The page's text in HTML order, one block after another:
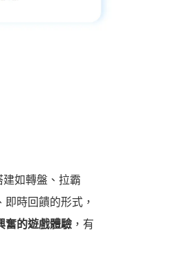
如轉盤、拉霸
時回饋的形式，
奮的遊戲體驗 ，有